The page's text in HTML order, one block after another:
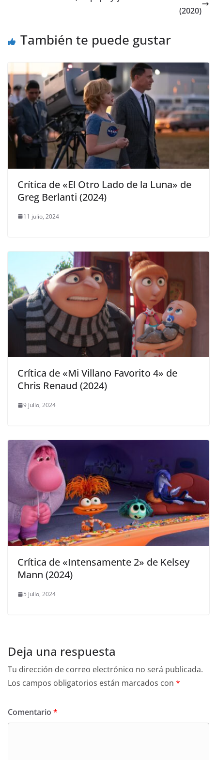
(2020)
También te puede gustar
Crítica de «El Otro Lado de la Luna» de
Greg Berlanti (2024)
11 julio, 2024
Crítica de «Mi Villano Favorito 4» de
Chris Renaud (2024)
9 julio, 2024
Crítica de «Intensamente 2» de Kelsey
Mann (2024)
5 julio, 2024
Deja una respuesta
Tu dirección de correo electrónico no será publicada.
Los campos obligatorios están marcados con *
Comentario *